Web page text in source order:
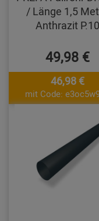
/ Länge 1,5
Anthrazit P.10
49,98 €
46,98 €
mit Code: